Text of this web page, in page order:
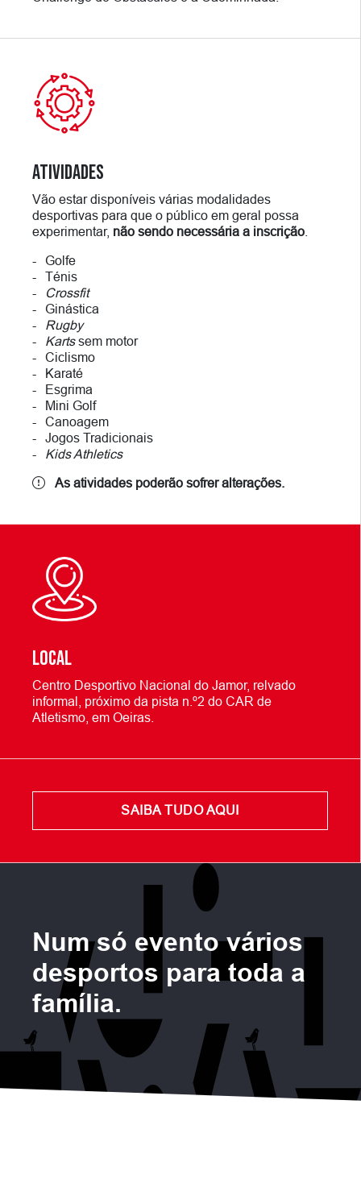
ATIVIDADES
Vão estar disponíveis várias modalidades
desportivas para que o público em geral possa
experimentar, não sendo necessária a inscrição.
Golfe
Ténis
Crossfit
Ginástica
Rugby
Kartssem motor
Ciclismo
Karaté
Esgrima
Mini Golf
Canoagem
Jogos Tradicionais
Kids Athletics
As atividades poderão sofrer alterações.
LOCAL
Centro Desportivo Nacional do Jamor, relvado
informal, próximo da pista n.º2 do CAR de
Atletismo, em Oeiras.
Num só evento vários
desportos para toda a
família.